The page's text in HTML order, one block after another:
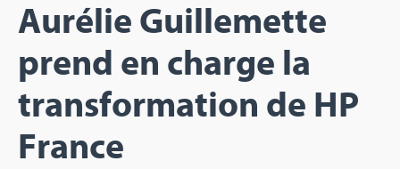
Inscription
Aurélie Guillemette
prend en charge la
transformation de HP
France